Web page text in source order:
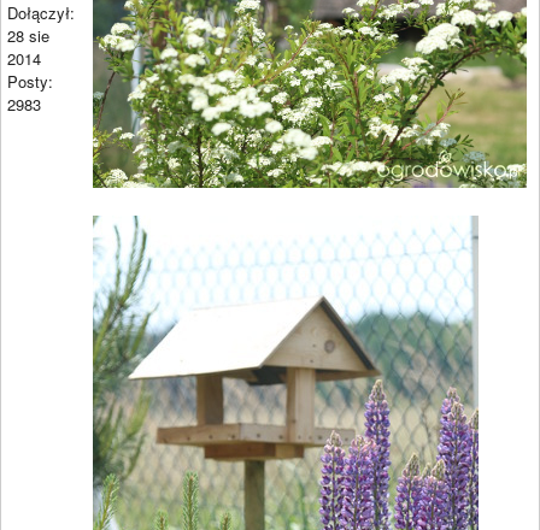
Dołączył:
28 sie
2014
Posty:
2983